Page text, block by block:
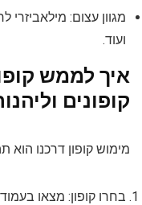
מגוון עצום:
ועוד.
איך לממש
קופונים
מימוש קופון דרכנו הוא
בחרו קופון: מצאו